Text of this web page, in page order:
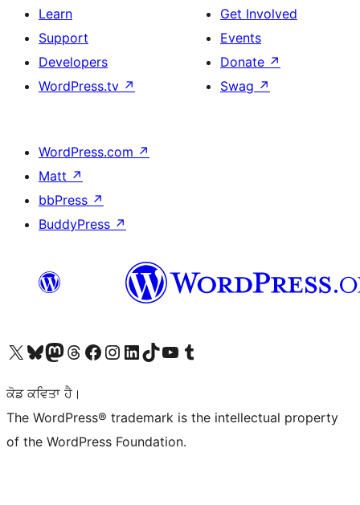
Learn
Support
Developers
WordPress.tv ↗
Get Involved
Events
Donate ↗
Swag ↗
WordPress.com ↗
Matt ↗
bbPress ↗
BuddyPress ↗
Visit our X (formerly Twitter) account
Visit our Bluesky account
Visit our Mastodon account
Visit our Threads account
Visit our Facebook page
Visit our Instagram account
Visit our LinkedIn account
Visit our TikTok account
Visit our YouTube channel
Visit our Tumblr account
ਕੋਡ ਕਵਿਤਾ ਹੈ।
The WordPress® trademark is the intellectual property
of the WordPress Foundation.